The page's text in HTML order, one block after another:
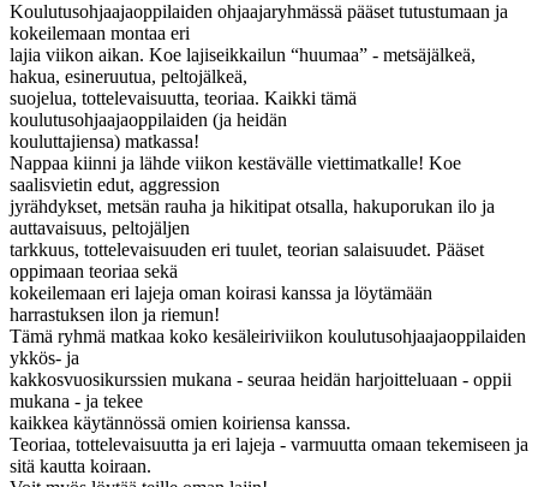
Koulutusohjaajaoppilaiden ohjaajaryhmässä pääset tutustumaan ja
kokeilemaan montaa eri
lajia viikon aikan. Koe lajiseikkailun “huumaa” - metsäjälkeä,
hakua, esineruutua, peltojälkeä,
suojelua, tottelevaisuutta, teoriaa. Kaikki tämä
koulutusohjaajaoppilaiden (ja heidän
kouluttajiensa) matkassa!
Nappaa kiinni ja lähde viikon kestävälle viettimatkalle! Koe
saalisvietin edut, aggression
jyrähdykset, metsän rauha ja hikitipat otsalla, hakuporukan ilo ja
auttavaisuus, peltojäljen
tarkkuus, tottelevaisuuden eri tuulet, teorian salaisuudet. Pääset
oppimaan teoriaa sekä
kokeilemaan eri lajeja oman koirasi kanssa ja löytämään
harrastuksen ilon ja riemun!
Tämä ryhmä matkaa koko kesäleiriviikon koulutusohjaajaoppilaiden
ykkös- ja
kakkosvuosikurssien mukana - seuraa heidän harjoitteluaan - oppii
mukana - ja tekee
kaikkea käytännössä omien koiriensa kanssa.
Teoriaa, tottelevaisuutta ja eri lajeja - varmuutta omaan tekemiseen ja
sitä kautta koiraan.